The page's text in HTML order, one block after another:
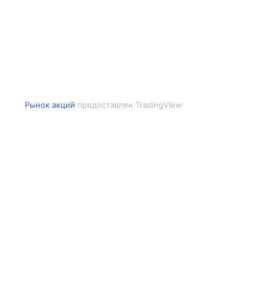
Рынок акций предоставлен TradingView